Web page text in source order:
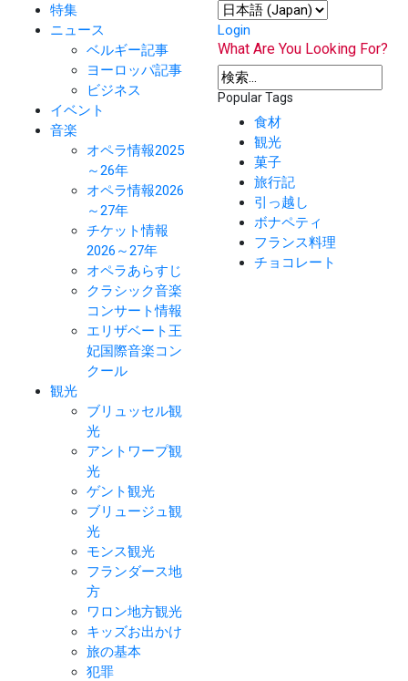
特集
ニュース
ベルギー記事
ヨーロッパ記事
ビジネス
イベント
音楽
オペラ情報2025
～26年
オペラ情報2026
～27年
チケット情報
2026～27年
オペラあらすじ
クラシック音楽
コンサート情報
エリザベート王
妃国際音楽コン
クール
観光
ブリュッセル観
光
アントワープ観
光
ゲント観光
ブリュージュ観
光
モンス観光
フランダース地
方
ワロン地方観光
キッズお出かけ
旅の基本
犯罪
Login
What Are You Looking For?
Popular Tags
食材
観光
菓子
旅行記
引っ越し
ボナペティ
フランス料理
チョコレート